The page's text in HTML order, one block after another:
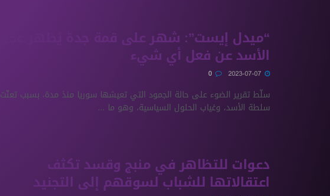
“ميدل إيست”: شهر على قمة جدة يُظهر عجز
اﻷسد عن فعل أي شيء
سلّط تقرير الضوء على حالة الجمود التي تعيشها سوريا منذ مدة، بسبب تعنّت
سلطة اﻷسد، وغياب الحلول السياسية، وهو ما ...
دعوات للتظاهر في منبج وقسد تكثف
اعتقالاتها للشباب لسوقهم إلى التجنيد